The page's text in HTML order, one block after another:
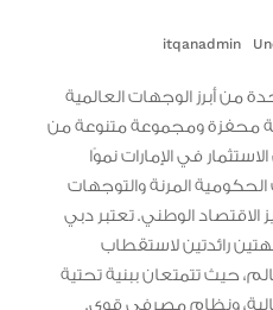
itqanadmin
من أبرز الوجهات العالمية
محفزة ومجموعة متنوعة من
في الإمارات نموًا
المرنة والتوجهات
الاقتصاد الوطني. تعتبر دبي
رائدتين لاستقطاب
حيث تتمتعان ببنية تحتية
ونظام مصرفي قوي.